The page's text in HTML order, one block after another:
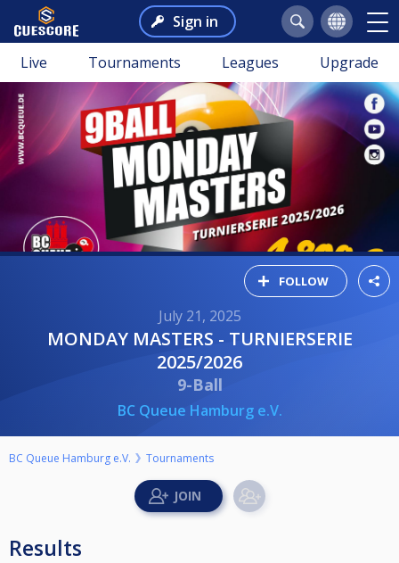
Sign in
Live Tournaments Leagues Upgrade
FOLLOW
July 21, 2025
MONDAY MASTERS - TURNIERSERIE
2025/2026
9-Ball
BC Queue Hamburg e.V.
BC Queue Hamburg e.V. Tournaments
Results